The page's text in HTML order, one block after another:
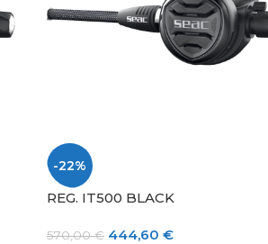
-22%
REG. IT500 BLACK
570,00€ 444,60 €